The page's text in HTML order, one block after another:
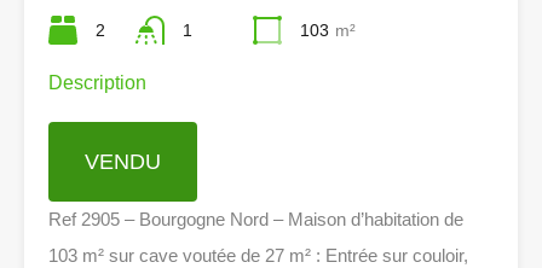
2 1 103 m²
Description
VENDU
Ref 2905 – Bourgogne Nord – Maison d’habitation de
103 m² sur cave voutée de 27 m² : Entrée sur couloir,